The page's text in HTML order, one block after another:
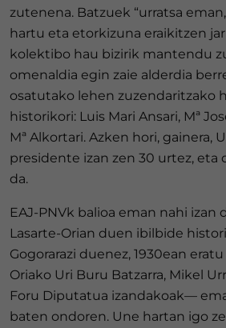
zutenena. Batzuek “urratsa
hartu eta etorkizuna eraikitzen
kolektibo hau bizirik mantendu
omenaldia egin zaie alderdia
osatutako lehen zuzendaritzako
historikori: Luis Mari Ansari, Mª
Mª Alkortari. Azken hori, gainera,
presidente izan zen 30 urtez, eta
da.
EAJ-PNVk balioa eman nahi izan
Lasarte-Orian duen ibilbide
Gogorarazi duenez, 1930ean
Oriako Uri Buru Batzarra, Mikel
Foru Diputatua izandakoak—
baten ondoren. Une hartan igo